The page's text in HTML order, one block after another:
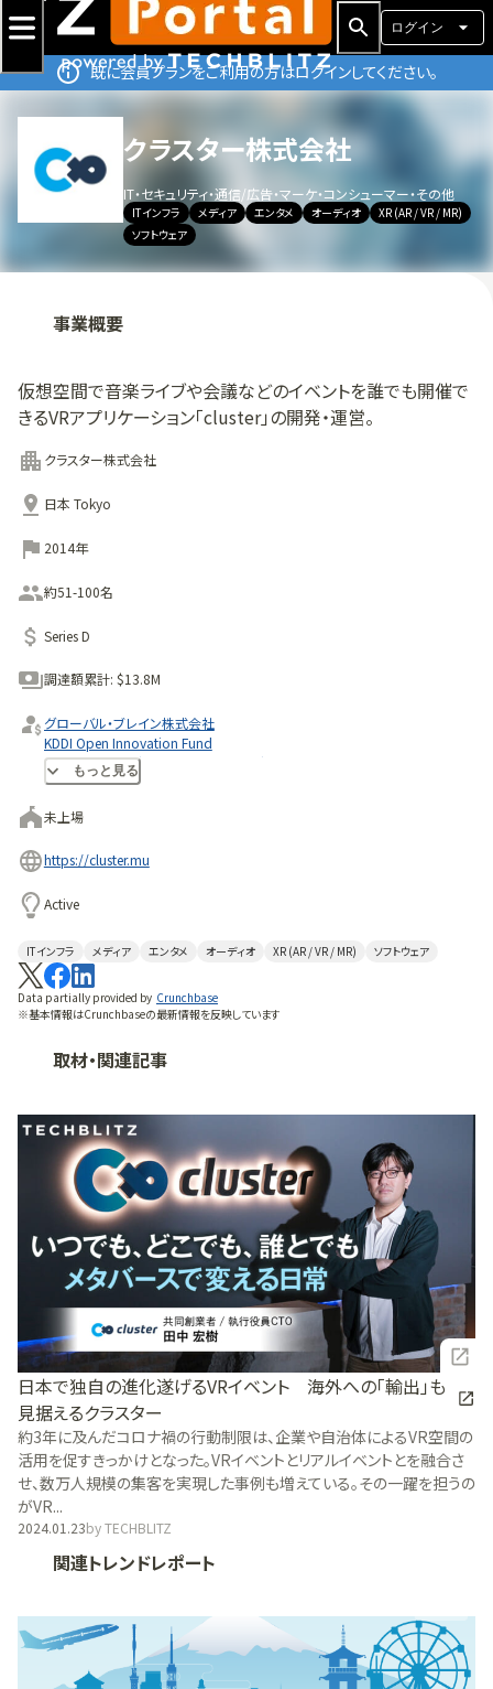
ログイン
既に会員プランをご利用の方はログインしてください。
クラスター株式会社
IT・セキュリティ・通信/広告・マーケ・コンシューマー・その他
ITインフラ メディア エンタメ オーディオ
XR (AR / VR / MR)
ソフトウェア
事業概要
仮想空間で音楽ライブや会議などのイベントを誰でも開催で
きるVRアプリケーション「cluster」の開発・運営。
クラスター株式会社
日本 Tokyo
2014年
約51-100名
Series D
調達額累計: $13.8M
グローバル・ブレイン株式会社
KDDI Open Innovation Fund
31VENTURES-グローバル・ブレイン-グロースI
もっと見る
未上場
https://cluster.mu
Active
ITインフラ メディア エンタメ オーディオ XR (AR / VR / MR) ソフトウェア
Data partially provided by Crunchbase
※基本情報はCrunchbaseの最新情報を反映しています
取材・関連記事
日本で独自の進化遂げるVRイベント 海外への「輸出」も
見据えるクラスター
約3年に及んだコロナ禍の行動制限は、企業や自治体によるVR空間の
活用を促すきっかけとなった。VRイベントとリアルイベントとを融合さ
せ、数万人規模の集客を実現した事例も増えている。その一躍を担うの
がVR...
2024.01.23byTECHBLITZ
関連トレンドレポート